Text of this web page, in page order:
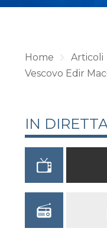
Home Articoli
Vescovo Edir
IN